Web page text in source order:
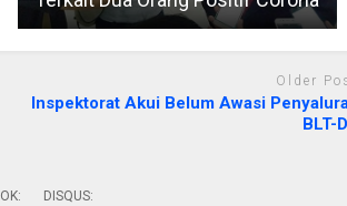
Older
Inspektorat Akui Belum Awasi
BLT-
DISQUS: